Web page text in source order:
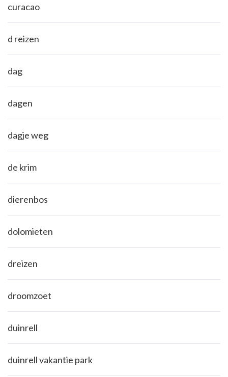
curacao
d reizen
dag
dagen
dagje weg
de krim
dierenbos
dolomieten
dreizen
droomzoet
duinrell
duinrell vakantie park